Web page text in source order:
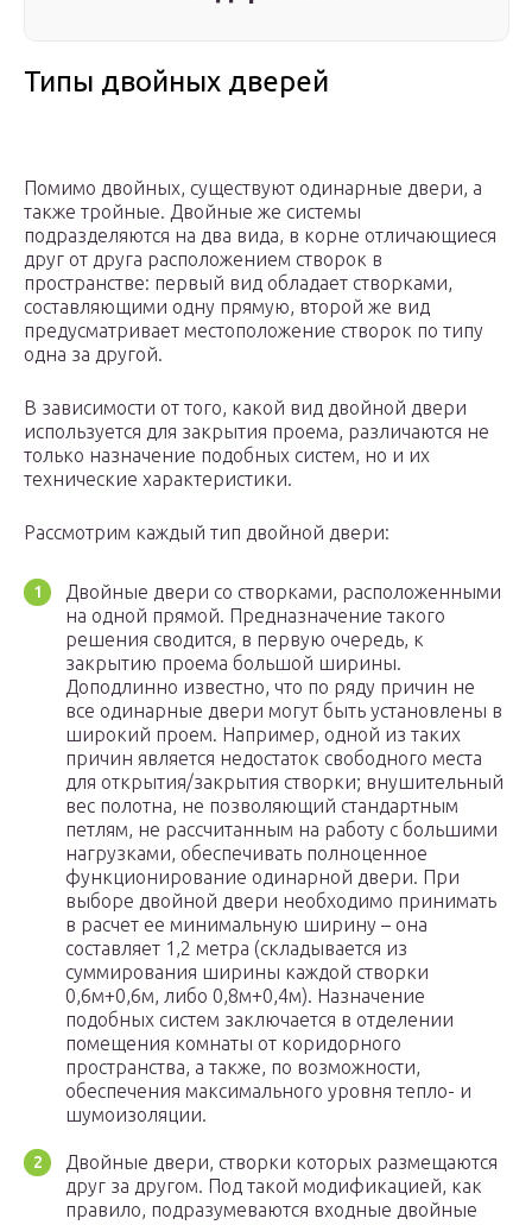
Типы двойных дверей
Помимо двойных, существуют одинарные двери, а
также тройные. Двойные же системы
подразделяются на два вида, в корне отличающиеся
друг от друга расположением створок в
пространстве: первый вид обладает створками,
составляющими одну прямую, второй же вид
предусматривает местоположение створок по типу
одна за другой.
В зависимости от того, какой вид двойной двери
используется для закрытия проема, различаются не
только назначение подобных систем, но и их
технические характеристики.
Рассмотрим каждый тип двойной двери:
Двойные двери со створками, расположенными
на одной прямой. Предназначение такого
решения сводится, в первую очередь, к
закрытию проема большой ширины.
Доподлинно известно, что по ряду причин не
все одинарные двери могут быть установлены в
широкий проем. Например, одной из таких
причин является недостаток свободного места
для открытия/закрытия створки; внушительный
вес полотна, не позволяющий стандартным
петлям, не рассчитанным на работу с большими
нагрузками, обеспечивать полноценное
функционирование одинарной двери. При
выборе двойной двери необходимо принимать
в расчет ее минимальную ширину – она
составляет 1,2 метра (складывается из
суммирования ширины каждой створки
0,6м+0,6м, либо 0,8м+0,4м). Назначение
подобных систем заключается в отделении
помещения комнаты от коридорного
пространства, а также, по возможности,
обеспечения максимального уровня тепло- и
шумоизоляции.
Двойные двери, створки которых размещаются
друг за другом. Под такой модификацией, как
правило, подразумеваются входные двойные